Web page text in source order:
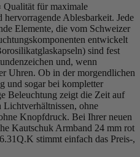
für maximale
Ablesbarkeit. Jede
Elemente, die vom Schweizer
entwickelt
sind fest
und, wenn
Uhren. Ob in der morgendlichen
und sogar bei kompletter
Beleuchtung zeigt die Zeit auf
ohne
Knopfdruck. Bei Ihrer neuen
Kautschuk Armband 24 mm rot
stimmt einfach das Preis-,